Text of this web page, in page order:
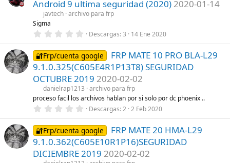
s
t
l
a
(
s
)
Android 9 ultima seguridad (2020) 2020-01-14
javtech archivo para frp
Sigma
0
0
0
e
s
t
r
e
l
a
(
s
)
Descargas 3 14 Ene 2020
🔐Frp/cuenta google
FRP MATE 10 PRO BLA-L29
9.1.0.325(C605E4R1P13T8) SEGURIDAD
OCTUBRE 2019 2020-02-02
danielrap1213
archivo para frp
proceso facil los archivos hablan por si solo por dc phoenix ..
0
0
0
e
s
t
r
Descargas 2 2 Feb 2020
🔐Frp/cuenta google
FRP MATE 20 HMA-L29
9.1.0.362(C605E10R1P16)SEGURIDAD
DICIEMBRE 2019 2020-02-02